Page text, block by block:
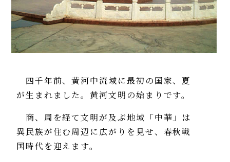
四千年前、黄河中流域に最初の国家、夏
が生まれました。黄河文明の始まりです。
商、周を経て文明が及ぶ地域「中華」は
異民族が住む周辺に広がりを見せ、春秋戦
国時代を迎えます。